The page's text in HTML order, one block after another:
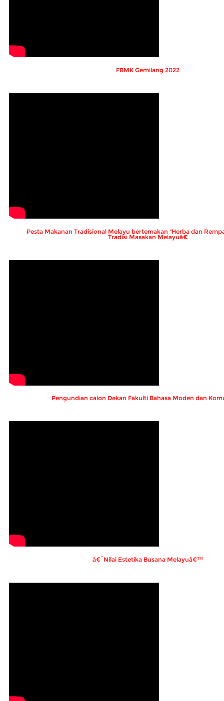
FBMK Gemilang 2022
Pesta Makanan Tradisional Melayu bertemakan "Herba dan
Tradisi Masakan Melayuâ€
Pengundian calon Dekan Fakulti Bahasa Moden dan
â€˜Nilai Estetika Busana Melayuâ€™